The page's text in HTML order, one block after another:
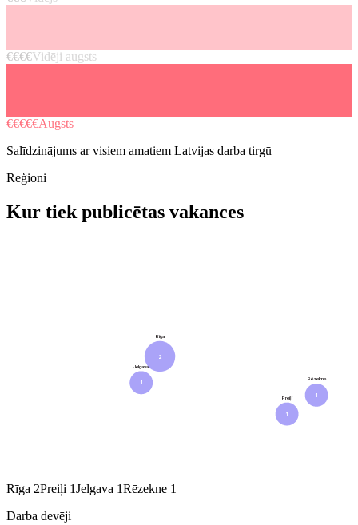
€€€€Vidēji augsts
€€€€€Augsts
Salīdzinājums ar visiem amatiem Latvijas darba tirgū
Reģioni
Kur tiek publicētas vakances
1
Preiļi
1
Jelgava
1
Rēzekne
2
Rīga
Rīga 2Preiļi 1Jelgava 1Rēzekne 1
Darba devēji